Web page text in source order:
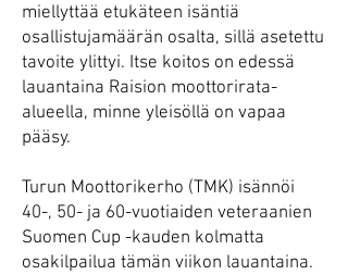
miellyttää etukäteen isäntiä
osallistujamäärän osalta, sillä asetettu
tavoite ylittyi. Itse koitos on edessä
lauantaina Raision moottorirata-
alueella, minne yleisöllä on vapaa
pääsy.
Turun Moottorikerho (TMK) isännöi
40-, 50- ja 60-vuotiaiden veteraanien
Suomen Cup -kauden kolmatta
osakilpailua tämän viikon lauantaina.